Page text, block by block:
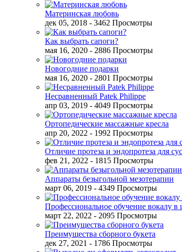
Материнская любовь
дек 05, 2018 - 3462 Просмотры
Как выбрать сапоги?
мая 16, 2020 - 2886 Просмотры
Новогодние подарки
мая 16, 2020 - 2801 Просмотры
Несравненный Patek Philippe
апр 03, 2019 - 4049 Просмотры
Ортопедические массажные кресла
апр 20, 2022 - 1992 Просмотры
Отличие протеза и эндопротеза для
фев 21, 2022 - 1815 Просмотры
Аппараты безыгольной мезотерапии
март 06, 2019 - 4349 Просмотры
Профессиональное обучение вокалу в
март 22, 2022 - 2095 Просмотры
Преимущества сборного букета
дек 27, 2021 - 1786 Просмотры